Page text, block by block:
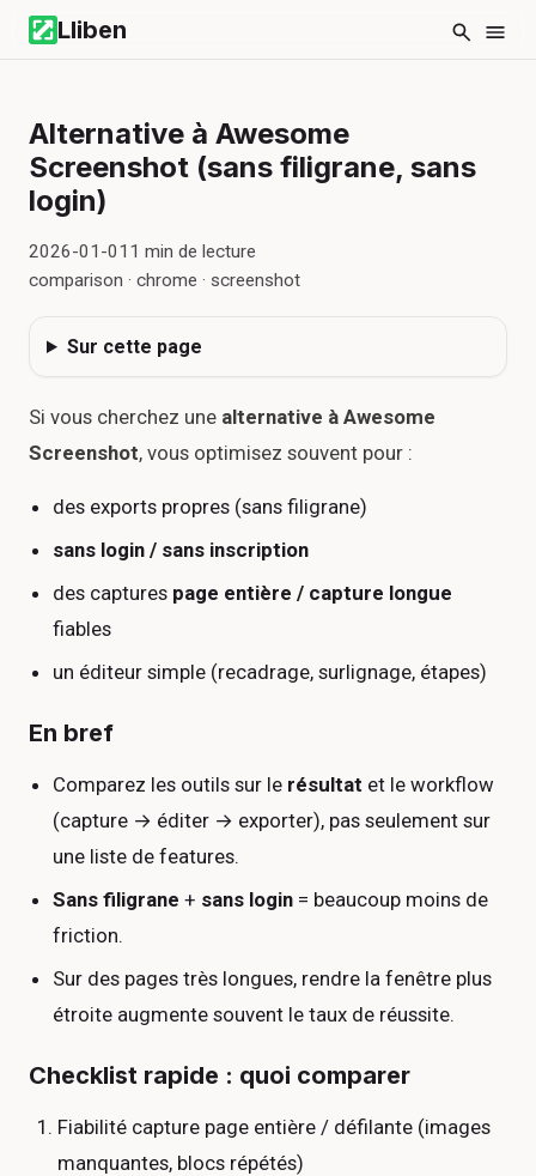
Lliben
Alternative à Awesome
Screenshot (sans filigrane, sans
login)
2026-01-01 1 min de lecture
comparison · chrome · screenshot
Sur cette page
Si vous cherchez une alternative à Awesome
Screenshot, vous optimisez souvent pour :
des exports propres (sans filigrane)
sans login / sans inscription
des captures page entière / capture longue
fiables
un éditeur simple (recadrage, surlignage, étapes)
En bref
Comparez les outils sur le résultat et le workflow
(capture → éditer → exporter), pas seulement sur
une liste de features.
Sans filigrane + sans login = beaucoup moins de
friction.
Sur des pages très longues, rendre la fenêtre plus
étroite augmente souvent le taux de réussite.
Checklist rapide : quoi comparer
Fiabilité capture page entière / défilante (images
manquantes, blocs répétés)